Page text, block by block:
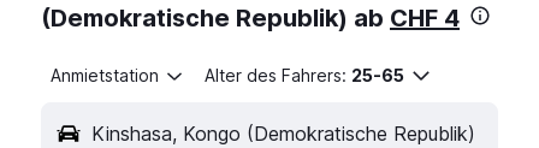
(Demokratische Republik) ab CHF 4
Anmietstation Alter des Fahrers: 25-65
Kinshasa, Kongo (Demokratische Republik)